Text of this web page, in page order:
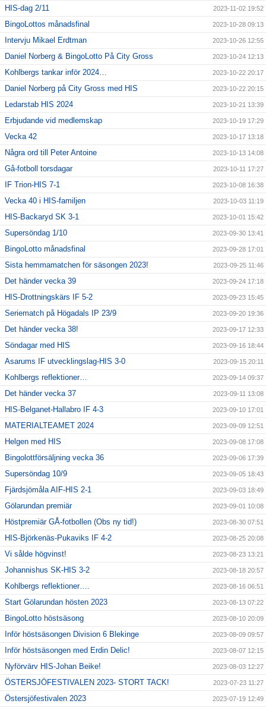
HIS-dag 2/11 2023-11-02 19:52
BingoLottos månadsfinal 2023-10-28 09:13
Intervju Mikael Erdtman 2023-10-26 12:55
Daniel Norberg & BingoLotto På City Gross 2023-10-24 12:13
Kohlbergs tankar inför 2024… 2023-10-22 20:17
Daniel Norberg på City Gross med HIS 2023-10-22 20:15
Ledarstab HIS 2024 2023-10-21 13:39
Erbjudande vid medlemskap 2023-10-19 17:29
Vecka 42 2023-10-17 13:18
Några ord till Peter Antoine 2023-10-13 14:08
Gå-fotboll torsdagar 2023-10-11 17:27
IF Trion-HIS 7-1 2023-10-08 16:38
Vecka 40 i HIS-familjen 2023-10-03 11:19
HIS-Backaryd SK 3-1 2023-10-01 15:42
Supersöndag 1/10 2023-09-30 13:41
BingoLotto månadsfinal 2023-09-28 17:01
Sista hemmamatchen för säsongen 2023! 2023-09-25 11:46
Det händer vecka 39 2023-09-24 17:18
HIS-Drottningskärs IF 5-2 2023-09-23 15:45
Seriematch på Högadals IP 23/9 2023-09-20 19:36
Det händer vecka 38! 2023-09-17 12:33
Söndagar med HIS 2023-09-16 18:44
Asarums IF utvecklingslag-HIS 3-0 2023-09-15 20:11
Kohlbergs reflektioner… 2023-09-14 09:37
Det händer vecka 37 2023-09-11 13:08
HIS-Belganet-Hallabro IF 4-3 2023-09-10 17:01
MATERIALTEAMET 2024 2023-09-09 12:51
Helgen med HIS 2023-09-08 17:08
Bingolottförsäljning vecka 36 2023-09-06 17:39
Supersöndag 10/9 2023-09-05 18:43
Fjärdsjömåla AIF-HIS 2-1 2023-09-03 18:49
Gölarundan premiär 2023-09-01 10:08
Höstpremiär GÅ-fotbollen (Obs ny tid!) 2023-08-30 07:51
HIS-Björkenäs-Pukaviks IF 4-2 2023-08-25 20:08
Vi sålde högvinst! 2023-08-23 13:21
Johannishus SK-HIS 3-2 2023-08-18 20:57
Kohlbergs reflektioner…. 2023-08-16 06:51
Start Gölarundan hösten 2023 2023-08-13 07:22
BingoLotto höstsäsong 2023-08-10 20:09
Inför höstsäsongen Division 6 Blekinge 2023-08-09 09:57
Inför höstsäsongen med Erdin Delic! 2023-08-07 12:15
Nyförvärv HIS-Johan Beike! 2023-08-03 12:27
ÖSTERSJÖFESTIVALEN 2023- STORT TACK! 2023-07-23 11:27
Östersjöfestivalen 2023 2023-07-19 12:49